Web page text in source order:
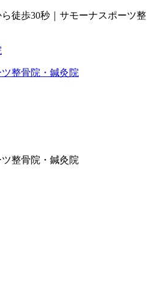
徒歩30秒｜サモーナスポーツ整